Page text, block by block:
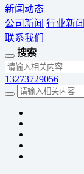
新闻动态
公司新闻 行业新闻
联系我们
搜索
13273729056